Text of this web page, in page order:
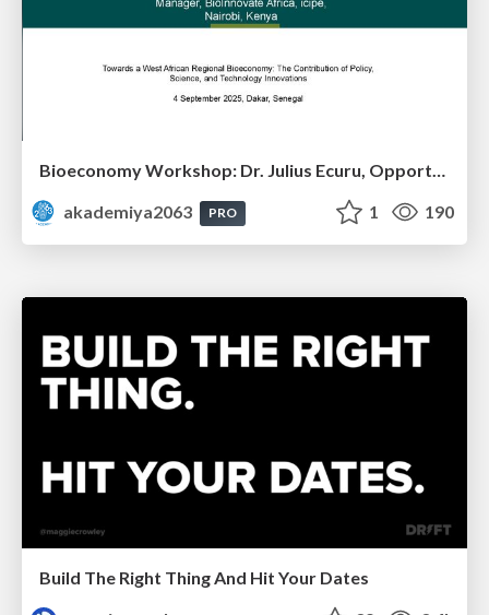
Bioeconomy Workshop: Dr. Julius Ecuru, Opportunities for a Bioeconomy in West Africa
akademiya2063
PRO 1 190
Build The Right Thing And Hit Your Dates